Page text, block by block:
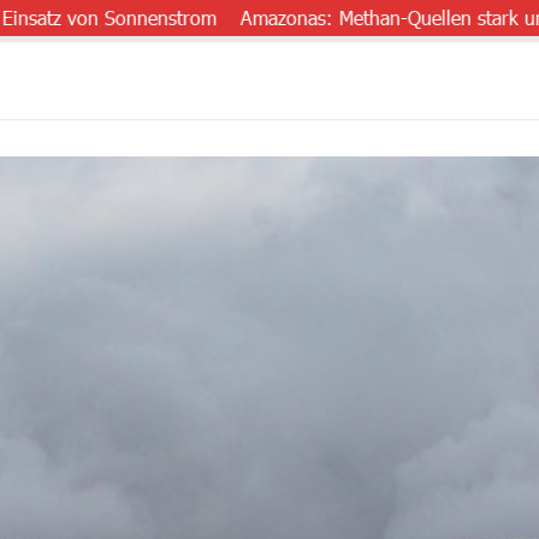
Sonnenstrom Amazonas: Methan-Quellen stark